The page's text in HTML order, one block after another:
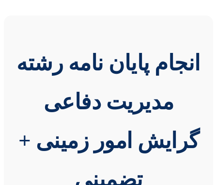
انجام پایان نامه رشته
مدیریت دفاعی
گرایش امور زمینی +
تضمینی